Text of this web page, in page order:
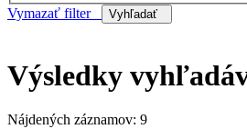
Vymazať filter
Vyhľadať
Výsledky
Nájdených záznamov: 9